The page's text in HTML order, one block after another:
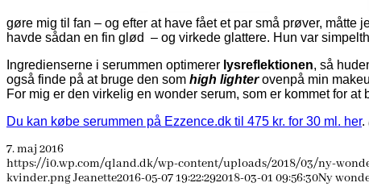
gøre mig til fan – og efter at have fået et par små prøver,
havde sådan en fin glød – og virkede glattere. Hun var
Ingredienserne i serummen optimerer lysreflektionen, så
også finde på at bruge den som high lighter ovenpå min
For mig er den virkelig en wonder serum, som er kommet for at
Du kan købe serummen på Ezzence.dk til 475 kr. for 30 ml. her.
7. maj 2016
https://i0.wp.com/qland.dk/wp-content/uploads/2018/03/ny-
kvinder.pngJeanette2016-05-07 19:22:292018-03-01 09:56:30Ny